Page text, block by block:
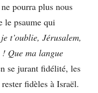
pourra plus nous
le psaume qui
t’oublie, Jérusalem,
! Que ma langue
se jurant fidélité, les
fidèles à Israël.